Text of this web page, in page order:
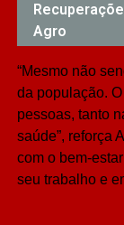
Agro
“Mesmo não
da população.
pessoas, tanto
saúde”, reforça
com o bem-
seu trabalho e